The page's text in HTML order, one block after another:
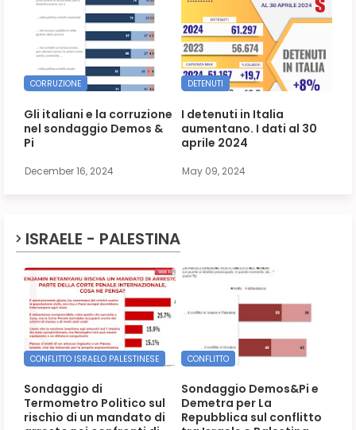
CORRUZIONE
Gli italiani e la corruzione
nel sondaggio Demos &
Pi
December 16, 2024
DETENUTI
I detenuti in Italia
aumentano. I dati al 30
aprile 2024
May 09, 2024
ISRAELE - PALESTINA
CONFLITTO ISRAELO PALESTINESE
Sondaggio di
Termometro Politico sul
rischio di un mandato di
CONFLITTO
Sondaggio Demos&Pi e
Demetra per La
Repubblica sul conflitto